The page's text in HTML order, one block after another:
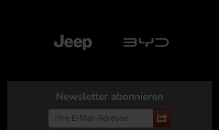
Newsletter abonnieren